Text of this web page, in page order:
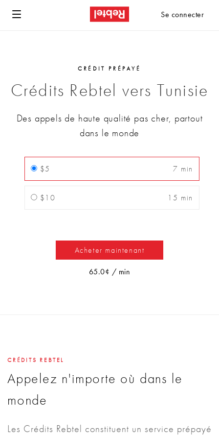
Se connecter
CRÉDIT PRÉPAYÉ
Crédits Rebtel vers Tunisie
Des appels de haute qualité pas cher, partout
dans le monde
$5 7 min
$10 15 min
Acheter maintenant
65.0¢ / min
CRÉDITS REBTEL
Appelez n'importe où dans le
monde
Les Crédits Rebtel constituent un service prépayé